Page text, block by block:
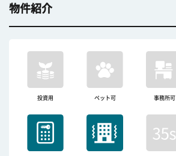
物件紹介
投資用 ペット可 事務所可